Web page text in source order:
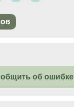
об ошибке